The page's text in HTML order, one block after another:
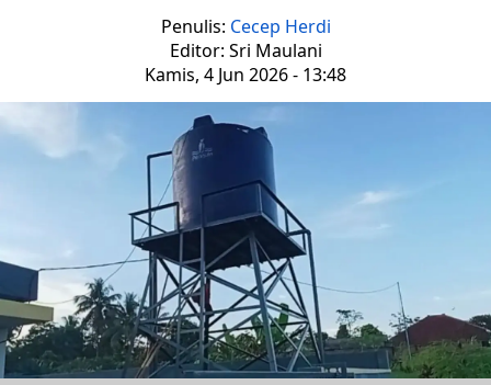
Penulis: Cecep Herdi
Editor: Sri Maulani
Kamis, 4 Jun 2026 - 13:48